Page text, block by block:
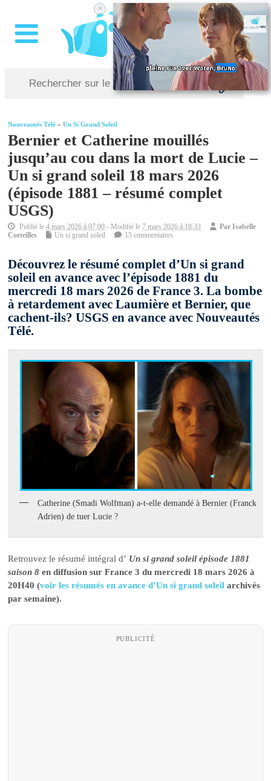
Nouveautés Télé »Un Si Grand Soleil
Bernier et Catherine mouillés
jusqu’au cou dans la mort de Lucie –
Un si grand soleil 18 mars 2026
(épisode 1881 – résumé complet
USGS)
Publié le4 mars 2026 à 07:00 - Modifié le 7 mars 2026 à 18:33 ParIsabelle
Corteilles
Un si grand soleil 15 commentaires
Découvrez le résumé complet d’Un si grand
soleil en avance avec l’épisode 1881 du
mercredi 18 mars 2026 de France 3. La bombe
à retardement avec Laumière et Bernier, que
cachent-ils? USGS en avance avec Nouveautés
Télé.
Catherine (Smadi Wolfman) a-t-elle demandé à Bernier (Franck
Adrien) de tuer Lucie ?
Retrouvez le résumé intégral d’ Un si grand soleil épisode 1881
saison 8 en diffusion sur France 3 du mercredi 18 mars 2026 à
20H40 (voir les résumés en avance d’Un si grand soleil archivés
par semaine).
PUBLICITÉ
×